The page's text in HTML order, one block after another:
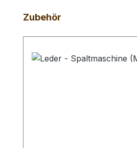
Produktgalerie überspringen
Zubehör